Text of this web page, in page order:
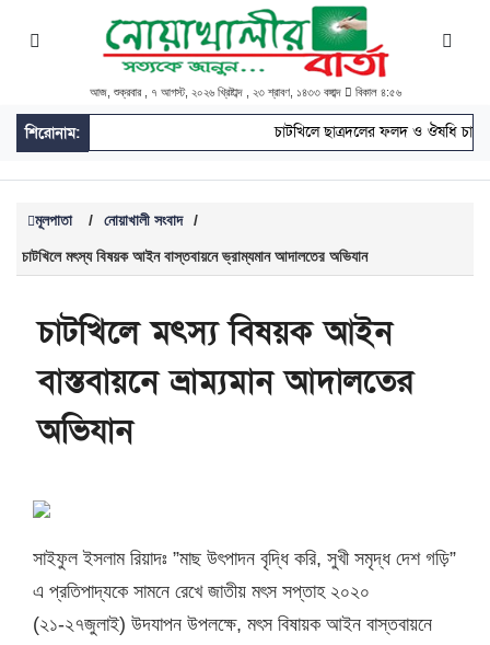
আজ, শুক্রবার , ৭ আগস্ট, ২০২৬ খ্রিষ্টাব্দ , ২৩ শ্রাবণ, ১৪৩৩ বঙ্গাব্দ বিকাল ৪:৫৬
শিরোনাম: চাটখিলে ছাত্রদলের ফলদ ও ঔষধি চারা
মূলপাতা / নোয়াখালী সংবাদ /
চাটখিলে মৎস্য বিষয়ক আইন বাস্তবায়নে ভ্রাম্যমান আদালতের অভিযান
চাটখিলে মৎস্য বিষয়ক আইন
বাস্তবায়নে ভ্রাম্যমান আদালতের
অভিযান
সাইফুল ইসলাম রিয়াদঃ ”মাছ উৎপাদন বৃদ্ধি করি, সুখী সমৃদ্ধ দেশ গড়ি”
এ প্রতিপাদ্যকে সামনে রেখে জাতীয় মৎস সপ্তাহ ২০২০
(২১-২৭জুলাই) উদযাপন উপলক্ষে, মৎস বিষায়ক আইন বাস্তবায়নে